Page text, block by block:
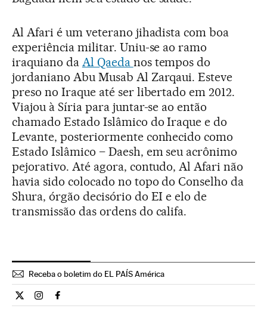
Al Afari é um veterano jihadista com boa
experiência militar. Uniu-se ao ramo
iraquiano da Al Qaeda nos tempos do
jordaniano Abu Musab Al Zarqaui. Esteve
preso no Iraque até ser libertado em 2012.
Viajou à Síria para juntar-se ao então
chamado Estado Islâmico do Iraque e do
Levante, posteriormente conhecido como
Estado Islâmico – Daesh, em seu acrônimo
pejorativo. Até agora, contudo, Al Afari não
havia sido colocado no topo do Conselho da
Shura, órgão decisório do EI e elo de
transmissão das ordens do califa.
Receba o boletim do EL PAÍS América
Internacional El País Brasil en Twitter
Internacional El País Brasil en Instagram
Internacional El País Brasil en Facebook